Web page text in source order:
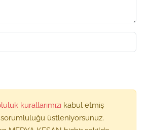
kurallarımızı kabul etmiş
üstleniyorsunuz.